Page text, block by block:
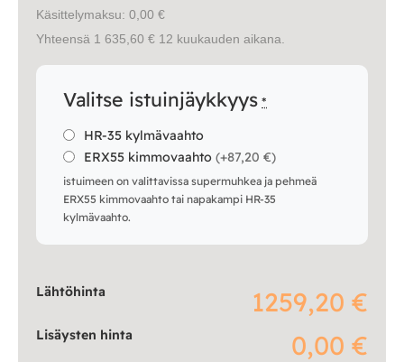
Käsittelymaksu: 0,00 €
Yhteensä 1 635,60 € 12 kuukauden aikana.
Valitse istuinjäykkyys *
HR-35 kylmävaahto
ERX55 kimmovaahto (+87,20 €)
istuimeen on valittavissa supermuhkea ja pehmeä
ERX55 kimmovaahto tai napakampi HR-35
kylmävaahto.
Lähtöhinta 1259,20 €
Lisäysten hinta 0,00 €